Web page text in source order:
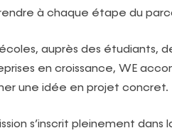
à chaque étape du
écoles, auprès des étudiants,
en croissance, WE
une idée en projet concret.
s’inscrit pleinement dans